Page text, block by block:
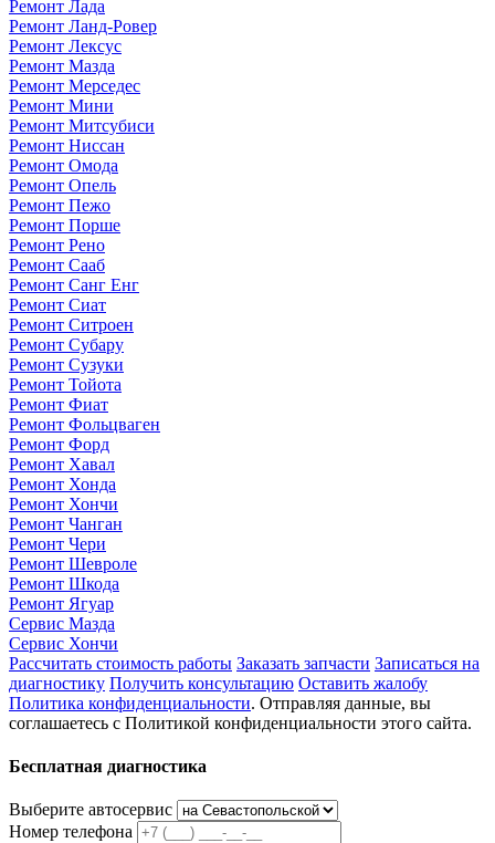
Ремонт Лада
Ремонт Ланд-Ровер
Ремонт Лексус
Ремонт Мазда
Ремонт Мерседес
Ремонт Мини
Ремонт Митсубиси
Ремонт Ниссан
Ремонт Омода
Ремонт Опель
Ремонт Пежо
Ремонт Порше
Ремонт Рено
Ремонт Сааб
Ремонт Санг Енг
Ремонт Сиат
Ремонт Ситроен
Ремонт Субару
Ремонт Сузуки
Ремонт Тойота
Ремонт Фиат
Ремонт Фольцваген
Ремонт Форд
Ремонт Хавал
Ремонт Хонда
Ремонт Хончи
Ремонт Чанган
Ремонт Чери
Ремонт Шевроле
Ремонт Шкода
Ремонт Ягуар
Сервис Мазда
Сервис Хончи
Рассчитать стоимость работы Заказать запчасти Записаться на
диагностику Получить консультацию Оставить жалобу
Политика конфиденциальности. Отправляя данные, вы
соглашаетесь с Политикой конфиденциальности этого сайта.
Бесплатная диагностика
Выберите автосервис
Номер телефона